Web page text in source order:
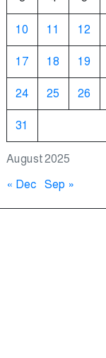
August 2025
10 11 12
17 18 19
24 25 26
31
« Dec Sep »